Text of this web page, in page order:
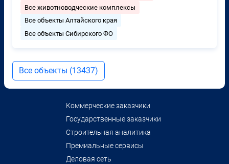
Все животноводческие комплексы
Все объекты Алтайского края
Все объекты Сибирского ФО
Все объекты (13437)
Коммерческие заказчики
Государственные заказчики
Строительная аналитика
Премиальные сервисы
Деловая сеть